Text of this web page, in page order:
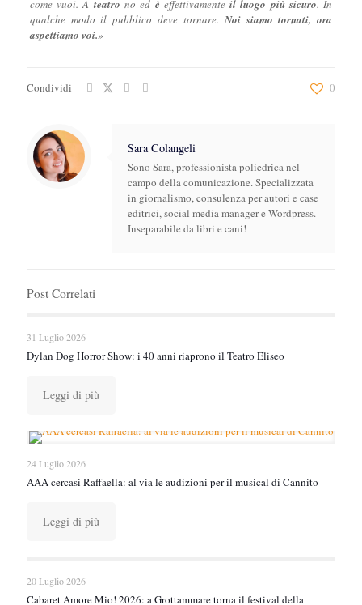
come vuoi. A teatro no ed è effettivamenteil luogo più sicuro. In
qualche modo il pubblico deve tornare.Noi siamo tornati, ora
aspettiamo voi.»
Condividi 0
Sara Colangeli
Sono Sara, professionista poliedrica nel
campo della comunicazione. Specializzata
in giornalismo, consulenza per autori e case
editrici, social media manager e Wordpress.
Inseparabile da libri e cani!
Post Correlati
31 Luglio 2026
Dylan Dog Horror Show: i 40 anni riaprono il Teatro Eliseo
Leggi di più
24 Luglio 2026
AAA cercasi Raffaella: al via le audizioni per il musical di Cannito
Leggi di più
20 Luglio 2026
Cabaret Amore Mio! 2026: a Grottammare torna il festival della